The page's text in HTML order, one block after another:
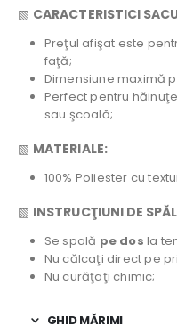
▧ CARACTERISTICI
Preţul afişat este
faţă;
Dimensiune maximă
Perfect pentru
sau şcoală;
▧ MATERIALE:
100% Poliester cu
▧ INSTRUCŢIUNI DE
Se spală pe dos la
Nu călcaţi direct pe
Nu curăţaţi chimic;
GHID MĂRIMI